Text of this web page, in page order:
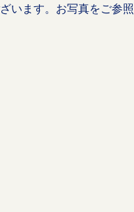
います。お写真をご参照